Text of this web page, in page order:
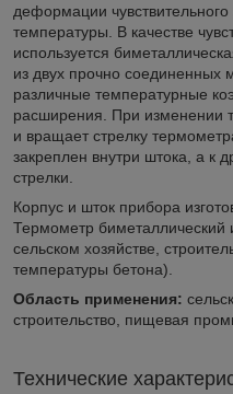
деформации
температуры. В качестве
используется
из двух прочно соединенных
различные температурные
расширения. При изменении
и вращает стрелку
закреплен внутри штока, а к
стрелки.
Корпус и шток прибора
Термометр биметаллический
сельском хозяйстве,
температуры бетона).
Область применения:
строительство, пищевая
Технические